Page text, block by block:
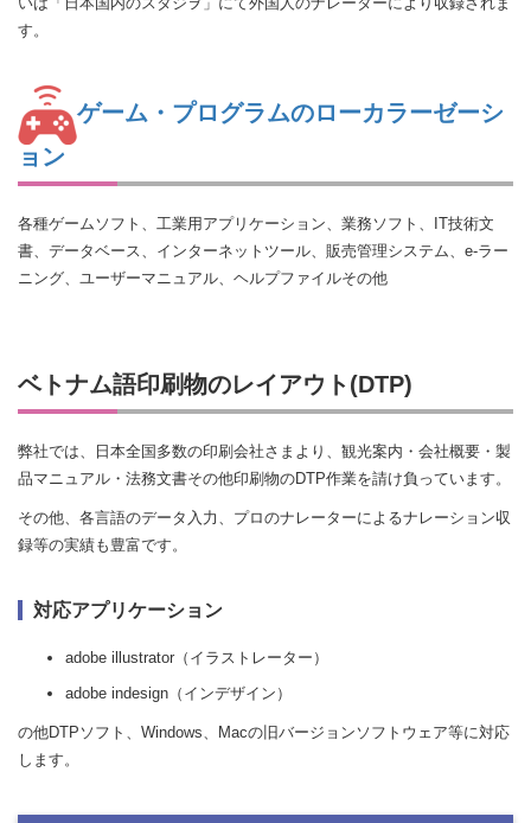
す。
ゲーム・プログラムのローカラーゼーシ
ョン
各種ゲームソフト、工業用アプリケーション、業務ソフト、IT技術文
書、データベース、インターネットツール、販売管理システム、e-ラー
ニング、ユーザーマニュアル、ヘルプファイルその他
ベトナム語印刷物のレイアウト(DTP)
弊社では、日本全国多数の印刷会社さまより、観光案内・会社概要・製
品マニュアル・法務文書その他印刷物のDTP作業を請け負っています。
その他、各言語のデータ入力、プロのナレーターによるナレーション収
録等の実績も豊富です。
対応アプリケーション
adobe illustrator（イラストレーター）
adobe indesign（インデザイン）
の他DTPソフト、Windows、Macの旧バージョンソフトウェア等に対応
します。